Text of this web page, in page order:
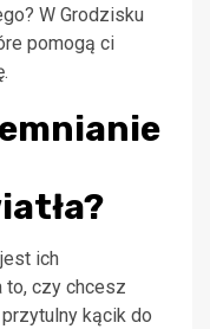
W Grodzisku
pomogą ci
ich
to, czy chcesz
kącik do